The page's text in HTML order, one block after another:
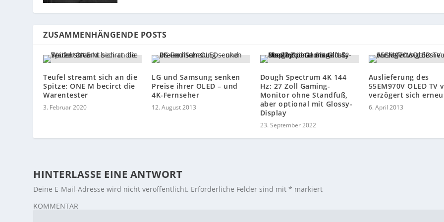
ZUSAMMENHÄNGENDE POSTS
Teufel streamt sich an die
Spitze: ONE M becirct die
Warentester
3. Februar 2020
LG und Samsung senken
Preise ihrer OLED – und
4K-Fernseher
12. August 2013
Dough Spectrum 4K 144
Hz: 27 Zoll Gaming-
Monitor ohne Standfuß,
aber optional mit Glossy-
Display
23. September 2022
Auslieferung des
55EM970V OLED TV
verzögert sich
6. April 2013
HINTERLASSE EINE ANTWORT
Deine E-Mail-Adresse wird nicht veröffentlicht. Erforderliche Felder sind mit* markiert
KOMMENTAR